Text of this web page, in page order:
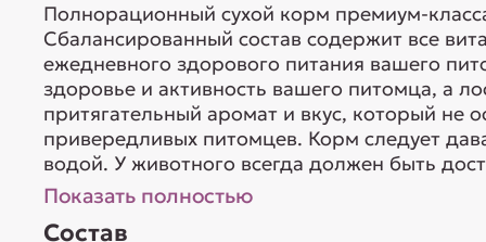
Полнорационный сухой корм премиум-
Сбалансированный состав содержит все
ежедневного здорового питания вашего
здоровье и активность вашего питомца, а
притягательный аромат и вкус, который не
привередливых питомцев. Корм следует
водой. У животного всегда должен быть
Показать полностью
Состав